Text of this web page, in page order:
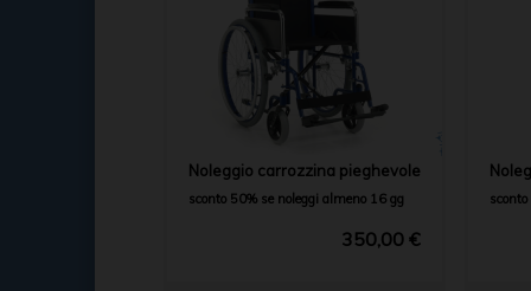
Noleggio carrozzina pieghevole
sconto 50% se noleggi almeno 16 gg
350,00 €